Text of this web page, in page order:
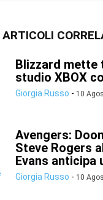
ARTICOLI
Blizzard mette
studio XBOX
Giorgia Russo - 10
Avengers:
Steve Rogers
Evans anticipa
Giorgia Russo - 10